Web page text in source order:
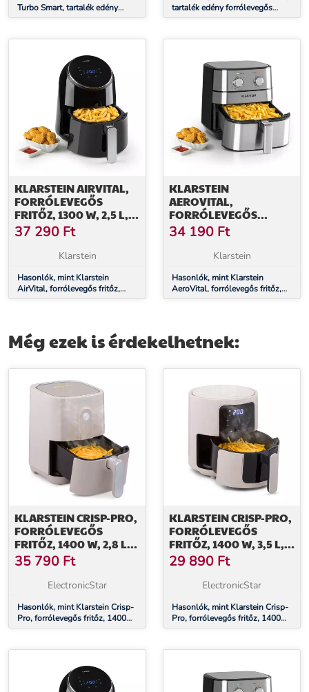
Turbo Smart, tartalék edény
forrólevegős fritőzbe, acél, Cera
tartalék edény forrólevegős
fritőzbe, acél, CeraPlus, 700g
KLARSTEIN AIRVITAL,
FORRÓLEVEGŐS
FRITŐZ, 1300 W, 2,5 L,
CERAPLUS
TAPADÁSMENTES
FELÜLET,
FEKETE
37 290 Ft
Klarstein
Hasonlók, mint Klarstein
AirVital, forrólevegős fritőz,
1300 W, 2,5 l, CeraPlus
KLARSTEIN
AEROVITAL,
FORRÓLEVEGŐS
FRITŐZ, 1700 W, 5.4 L,
ROZSDAMENTES ACÉL,
34 190 Ft
Klarstein
Hasonlók, mint Klarstein
AeroVital, forrólevegős fritőz,
1700 W, 5.4 l, rozsdamentes
Még ezek is érdekelhetnek:
KLARSTEIN CRISP-PRO,
FORRÓLEVEGŐS
FRITŐZ, 1400 W, 2,8 L, 8
PROGRAM, IDŐZÍTŐ,
ROZSDAMENTES ACÉL
35 790 Ft
ElectronicStar
Hasonlók, mint Klarstein Crisp-
Pro, forrólevegős fritőz, 1400
W, 2,8 l, 8 program, időzítő,
KLARSTEIN CRISP-PRO,
FORRÓLEVEGŐS
FRITŐZ, 1400 W, 3,5 L, 8
PROGRAM, IDŐZÍTŐ
29 890 Ft
ElectronicStar
Hasonlók, mint Klarstein Crisp-
Pro, forrólevegős fritőz, 1400
W, 3,5 l, 8 program, időzítő